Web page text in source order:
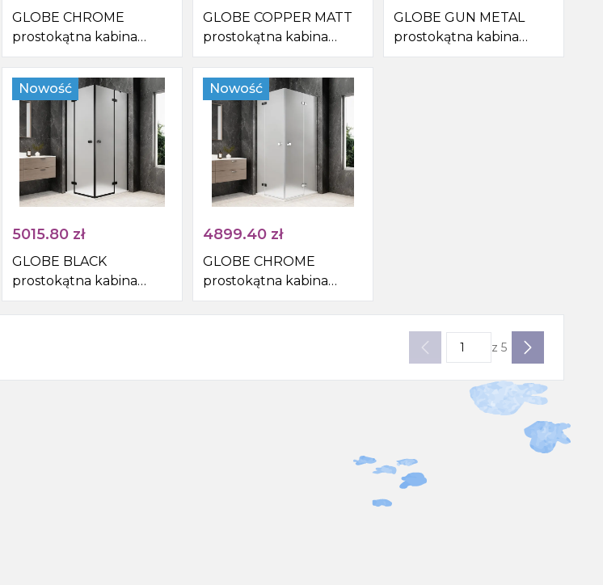
GLOBE CHROME
prostokątna kabina
prysznicowa
1100x900mm, wejście z
rogu, szkło matowe
GLOBE COPPER MATT
prostokątna kabina
prysznicowa
1100x800mm, wejście z
rogu, szkło matowe
GLOBE GUN METAL
prostokątna kabina
prysznicowa
Nowość
5015.80 zł
GLOBE BLACK
prostokątna kabina
prysznicowa
1100x800mm, wejście z
Nowość
4899.40 zł
GLOBE CHROME
prostokątna kabina
prysznicowa
1100x800mm, wejście z
z 5